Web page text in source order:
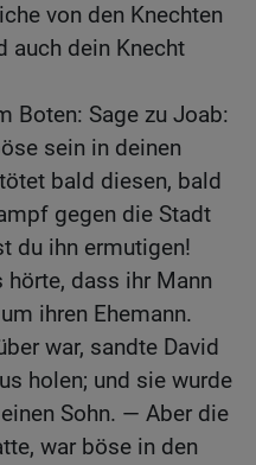
von den Knechten
auch dein Knecht
Boten: Sage zu Joab:
sein in deinen
bald diesen, bald
gegen die Stadt
du ihn ermutigen!
hörte, dass ihr Mann
ihren Ehemann.
war, sandte David
holen; und sie wurde
Sohn. — Aber die
war böse in den